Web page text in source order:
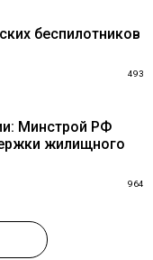
беспилотников
493
Минстрой РФ
жилищного
964